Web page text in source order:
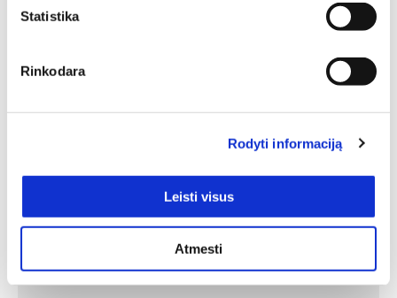
Statistika
Rinkodara
Rodyti informaciją
Leisti visus
Atmesti
specialisto
konsultacija